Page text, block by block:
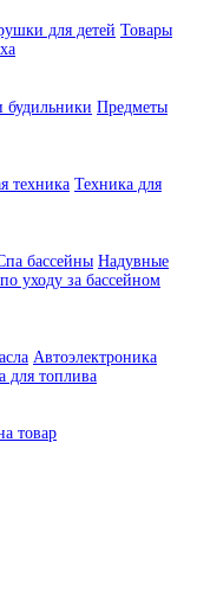
для детей Товары
будильники Предметы
техника Техника для
бассейны Надувные
уходу за бассейном
Автоэлектроника
для топлива
товар